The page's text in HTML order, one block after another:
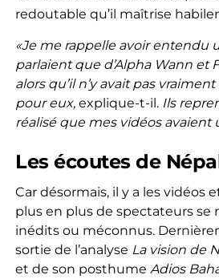
redoutable qu’il maîtrise
«Je me rappelle avoir entendu
parlaient que d’Alpha Wann et
alors qu’il n’y avait pas
pour eux, explique-t-il. Ils
réalisé que mes vidéos avaient
Les écoutes de
Car désormais, il y a les vidéos
plus en plus de spectateurs se
inédits ou méconnus.
sortie de l’analyse La vision de
et de son posthume Adios